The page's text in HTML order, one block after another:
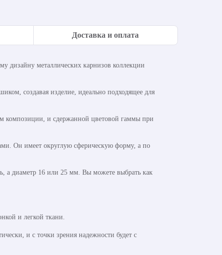
Доставка и оплата
дизайну металлических карнизов коллекции
создавая изделие, идеально подходящее для
композиции, и сдержанной цветовой гаммы при
Он имеет округлую сферическую форму, а по
а диаметр 16 или 25 мм. Вы можете выбрать как
и легкой ткани.
и с точки зрения надежности будет с